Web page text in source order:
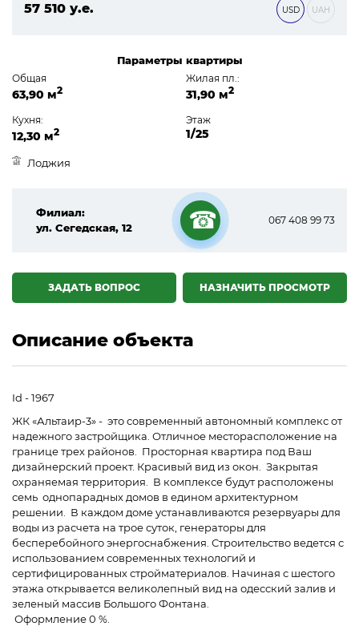
57 510 у.е.
USD UAH
Параметры квартиры
Общая
63,90 м2
Жилая пл.:
31,90 м2
Кухня:
12,30 м2
Этаж
1/25
Лоджия
Филиал:
ул. Сегедская, 12
☎
067 408 99 73
НАЗНАЧИТЬ ПРОСМОТР
ЗАДАТЬ ВОПРОС
Описание объекта
Id - 1967
ЖК «Альтаир-3» - это современный автономный комплекс от
надежного застройщика. Отличное месторасположение на
границе трех районов. Просторная квартира под Ваш
дизайнерский проект. Красивый вид из окон. Закрытая
охраняемая территория. В комплексе будут расположены
семь однопарадных домов в едином архитектурном
решении. В каждом доме устанавливаются резервуары для
воды из расчета на трое суток, генераторы для
бесперебойного энергоснабжения. Строительство ведется с
использованием современных технологий и
сертифицированных стройматериалов. Начиная с шестого
этажа открывается великолепный вид на одесский залив и
зеленый массив Большого Фонтана.
Оформление 0 %.